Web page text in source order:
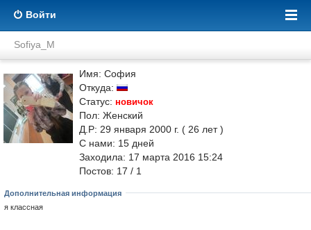
Войти
Sofiya_M
Имя: София
Откуда:
Статус: новичок
Пол: Женский
Д.Р: 29 января 2000 г. ( 26 лет )
С нами: 15 дней
Заходила: 17 марта 2016 15:24
Постов: 17 / 1
Дополнительная информация
я классная